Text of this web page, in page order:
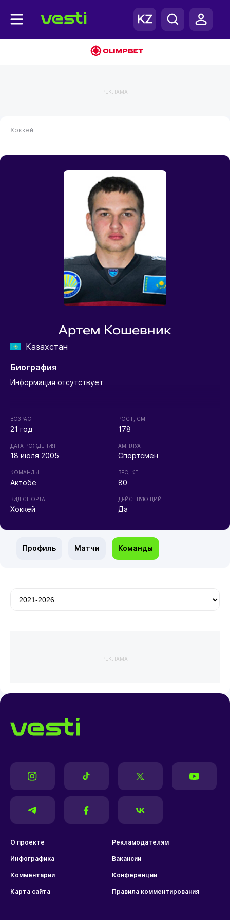
РЕКЛАМА
Хоккей
Артем Кошевник
Казахстан
Биография
Информация отсутствует
ВОЗРАСТ
21 год
ДАТА РОЖДЕНИЯ
18 июля 2005
КОМАНДЫ
Актобе
ВИД СПОРТА
Хоккей
РОСТ, СМ
178
АМПЛУА
Спортсмен
ВЕС, КГ
80
ДЕЙСТВУЮЩИЙ
Да
Профиль Матчи Команды
РЕКЛАМА
О проекте Рекламодателям
Инфографика Вакансии
Комментарии Конференции
Карта сайта Правила комментирования